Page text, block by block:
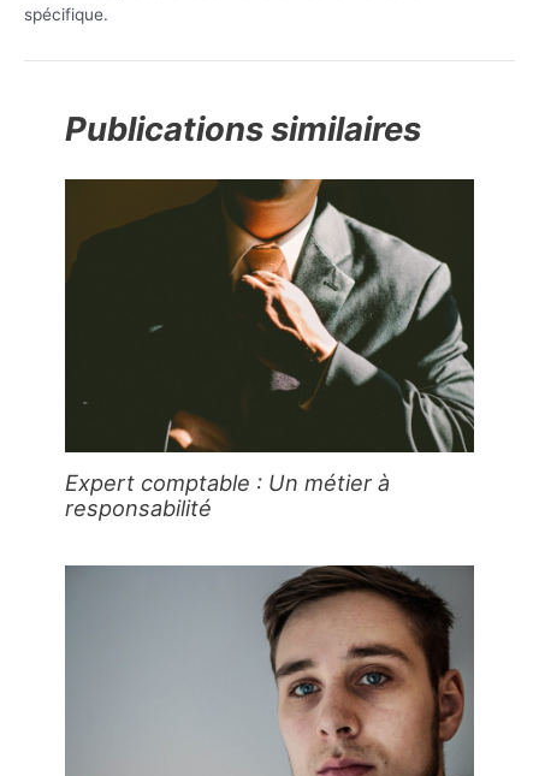
spécifique.
Publications similaires
Expert comptable : Un métier à
responsabilité